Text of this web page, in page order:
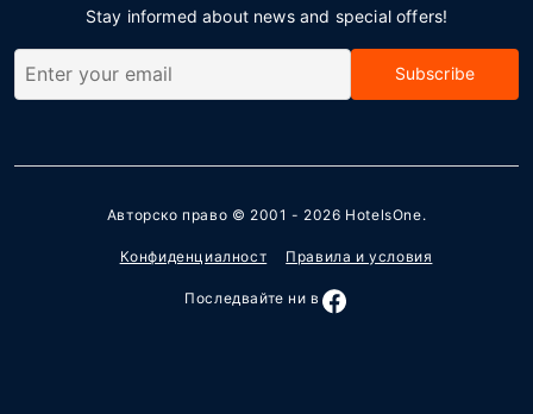
Stay informed about news and special offers!
Subscribe
Авторско право © 2001 - 2026 HotelsOne.
Конфиденциалност Правила и условия
Последвайте ни в